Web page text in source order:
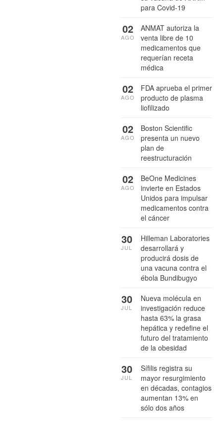
para Covid-19
ANMAT autoriza la
venta libre de 10
medicamentos que
requerían receta
médica
02
AGO
FDA aprueba el primer
producto de plasma
liofilizado
02
AGO
Boston Scientific
presenta un nuevo
plan de
reestructuración
02
AGO
BeOne Medicines
invierte en Estados
Unidos para impulsar
medicamentos contra
el cáncer
02
AGO
Hilleman Laboratories
desarrollará y
producirá dosis de
una vacuna contra el
ébola Bundibugyo
30
JUL
Nueva molécula en
investigación reduce
hasta 63% la grasa
hepática y redefine el
futuro del tratamiento
de la obesidad
30
JUL
Sífilis registra su
mayor resurgimiento
en décadas, contagios
aumentan 13% en
sólo dos años
30
JUL